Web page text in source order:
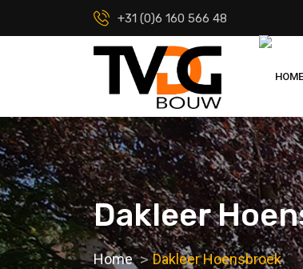
+31 (0)6 160 566 48
HOME
Dakleer
Home Dakleer Hoensbroek